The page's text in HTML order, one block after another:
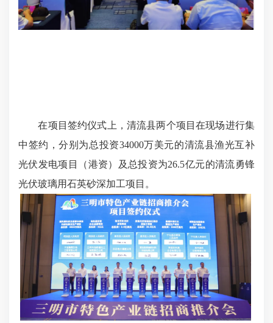
在项目签约仪式上，清流县两个项目在现场进行集
中签约，分别为总投资34000万美元的清流县渔光互补
光伏发电项目（港资）及总投资为26.5亿元的清流勇锋
光伏玻璃用石英砂深加工项目。